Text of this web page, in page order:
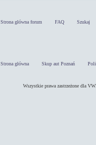
Strona główna forum FAQ Szukaj
Strona główna Skup aut Poznań
Wszystkie prawa zastrzeżone dla